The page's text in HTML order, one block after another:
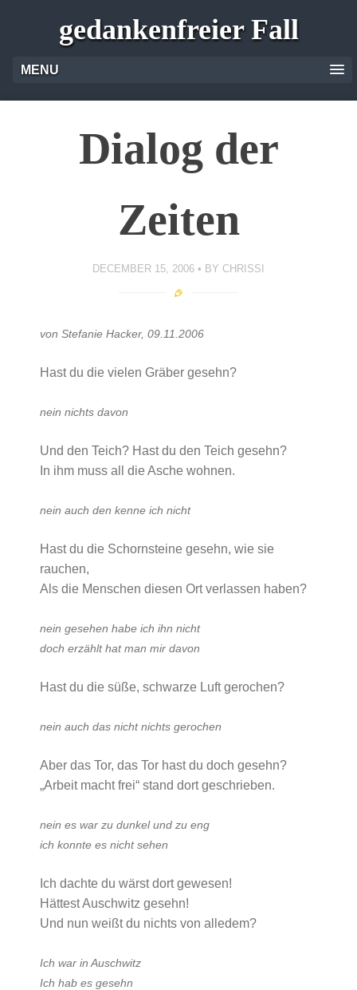
gedankenfreier Fall
MENU
Dialog der
Zeiten
DECEMBER 15, 2006 BY CHRISSI
von Stefanie Hacker, 09.11.2006
Hast du die vielen Gräber gesehn?
nein nichts davon
Und den Teich? Hast du den Teich gesehn?
In ihm muss all die Asche wohnen.
nein auch den kenne ich nicht
Hast du die Schornsteine gesehn, wie sie
rauchen,
Als die Menschen diesen Ort verlassen haben?
nein gesehen habe ich ihn nicht
doch erzählt hat man mir davon
Hast du die süße, schwarze Luft gerochen?
nein auch das nicht nichts gerochen
Aber das Tor, das Tor hast du doch gesehn?
„Arbeit macht frei“ stand dort geschrieben.
nein es war zu dunkel und zu eng
ich konnte es nicht sehen
Ich dachte du wärst dort gewesen!
Hättest Auschwitz gesehn!
Und nun weißt du nichts von alledem?
Ich war in Auschwitz
Ich hab es gesehn